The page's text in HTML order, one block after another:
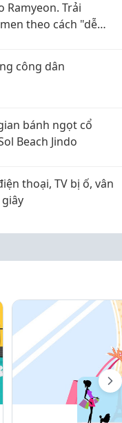
Ramyeon. Trải
theo cách "dễ
công dân
bánh ngọt cổ
Beach Jindo
thoại, TV bị ố, vân